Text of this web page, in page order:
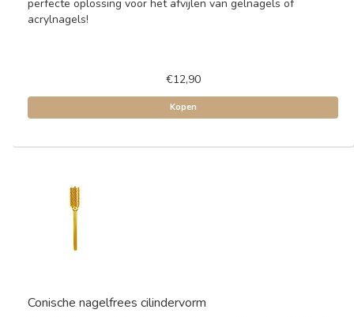
perfecte oplossing voor het afvijlen van gelnagels of
acrylnagels!
€12,90
Kopen
Conische nagelfrees cilindervorm